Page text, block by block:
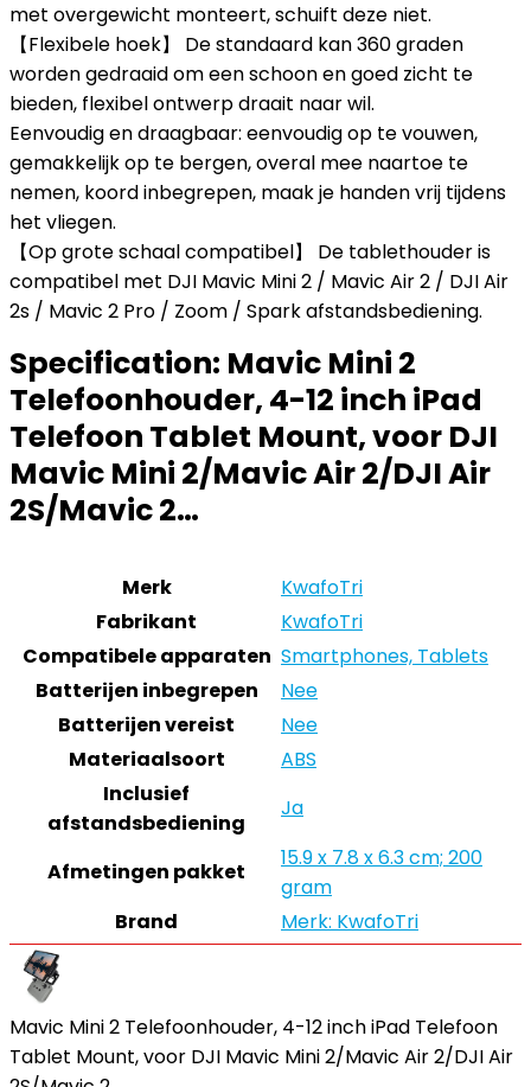
met overgewicht monteert, schuift deze niet.
【Flexibele hoek】 De standaard kan 360 graden
worden gedraaid om een schoon en goed zicht te
bieden, flexibel ontwerp draait naar wil.
Eenvoudig en draagbaar: eenvoudig op te vouwen,
gemakkelijk op te bergen, overal mee naartoe te
nemen, koord inbegrepen, maak je handen vrij tijdens
het vliegen.
【Op grote schaal compatibel】 De tablethouder is
compatibel met DJI Mavic Mini 2 / Mavic Air 2 / DJI Air
2s / Mavic 2 Pro / Zoom / Spark afstandsbediening.
Specification: Mavic Mini 2
Telefoonhouder, 4-12 inch iPad
Telefoon Tablet Mount, voor DJI
Mavic Mini 2/Mavic Air 2/DJI Air
2S/Mavic 2…
Merk
‎KwafoTri
Fabrikant
‎KwafoTri
Compatibele apparaten ‎Smartphones, Tablets
Batterijen inbegrepen
‎Nee
Batterijen vereist
‎Nee
Materiaalsoort
‎ABS
Inclusief
afstandsbediening
‎Ja
Afmetingen pakket
‎15.9 x 7.8 x 6.3 cm; 200
gram
Brand
Merk: KwafoTri
Mavic Mini 2 Telefoonhouder, 4-12 inch iPad Telefoon
Tablet Mount, voor DJI Mavic Mini 2/Mavic Air 2/DJI Air